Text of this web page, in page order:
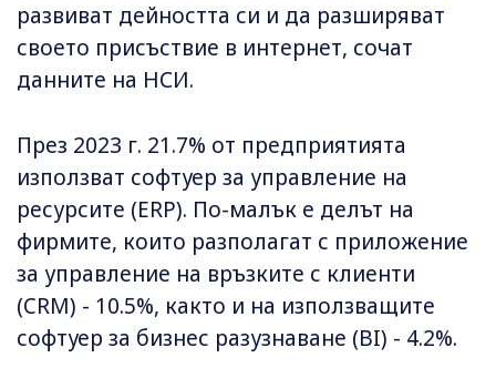
развиват дейността си и да разширяват
своето присъствие в интернет, сочат
данните на НСИ.
През 2023 г. 21.7% от предприятията
използват софтуер за управление на
ресурсите (ERP). По-малък е делът на
фирмите, които разполагат с приложение
за управление на връзките с клиенти
(CRM) - 10.5%, както и на използващите
софтуер за бизнес разузнаване (BI) - 4.2%.